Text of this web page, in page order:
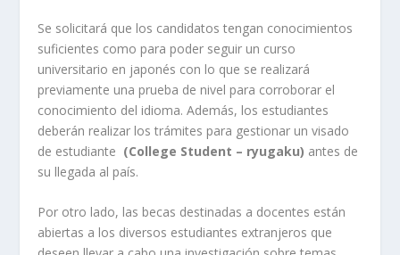
Se solicitará que los candidatos tengan conocimientos
suficientes como para poder seguir un curso
universitario en japonés con lo que se realizará
previamente una prueba de nivel para corroborar el
conocimiento del idioma. Además, los estudiantes
deberán realizar los trámites para gestionar un visado
de estudiante (College Student – ryugaku) antes de
su llegada al país.
Por otro lado, las becas destinadas a docentes están
abiertas a los diversos estudiantes extranjeros que